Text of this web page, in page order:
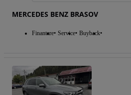
MERCEDES BENZ BRASOV
Finantare Service Buyback